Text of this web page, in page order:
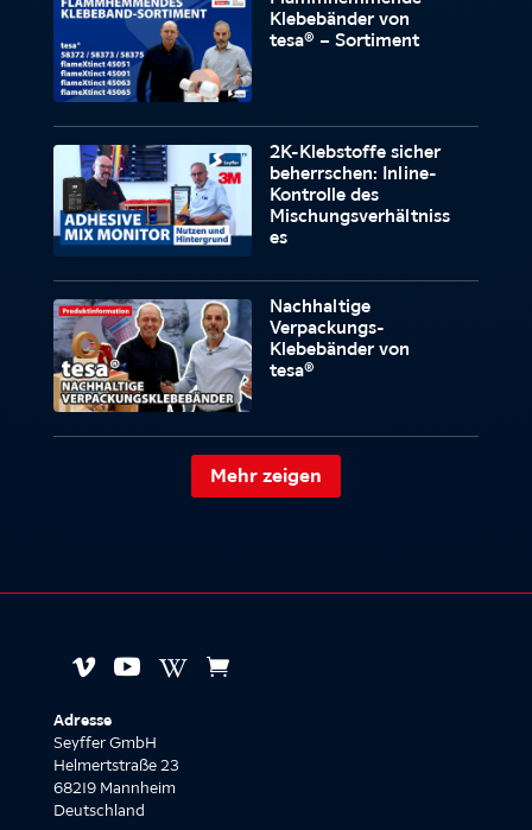
Klebebänder von
tesa® – Sortiment
2K-Klebstoffe sicher
beherrschen: Inline-
Kontrolle des
Mischungsverhältniss
es
Nachhaltige
Verpackungs-
Klebebänder von
tesa®
Mehr zeigen
   
Adresse
Seyffer GmbH
Helmertstraße 23
68219 Mannheim
Deutschland